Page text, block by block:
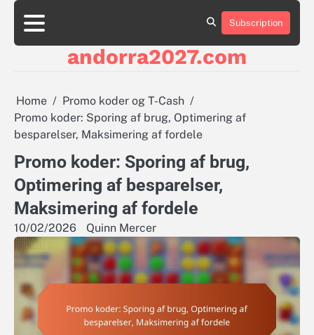
Skip
content
About
Contact
Cookie
Privacy
Sitemap
Terms
Conditions
Subscription
andorra2027.com
Home
Promo koder og T-Cash
Promo koder: Sporing af brug, Optimering af
besparelser, Maksimering af fordele
Promo koder: Sporing af brug,
Optimering af besparelser,
Maksimering af fordele
10/02/2026 Quinn Mercer